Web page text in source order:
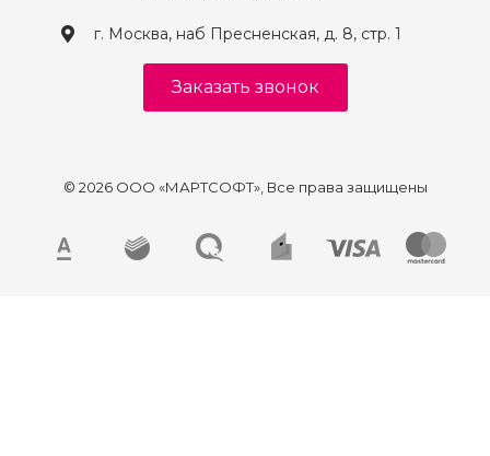
г. Москва, наб Пресненская, д. 8, стр. 1
Заказать звонок
© 2026 ООО «МАРТСОФТ», Все права защищены